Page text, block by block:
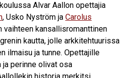
Alvar Aallon opettajia
, Usko Nyström ja Carolus
vaihteen kansallisromanttinen
kautta, jolle arkkitehtuurissa
ilmaisu ja tunne. Opettajille
perinne olivat osa